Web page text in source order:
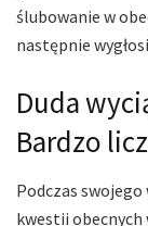
ślubowanie w
następnie
Duda
Bardzo
Podczas swojego
kwestii